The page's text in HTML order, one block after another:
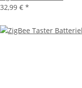
32,99 € *